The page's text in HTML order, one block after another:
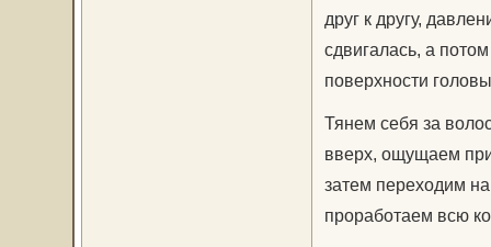
друг к другу,
сдвигалась, а
поверхности
Тянем себя за
вверх, ощущаем
затем переходим
проработаем всю